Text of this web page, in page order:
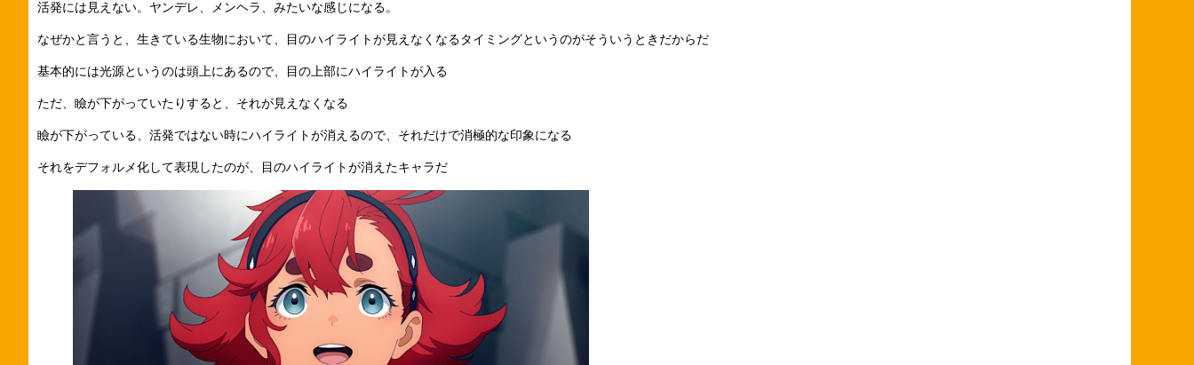
活発には見えない。ヤンデレ、メンヘラ、みたいな感じになる。
なぜかと言うと、生きている生物において、目のハイライトが見えなくなるタイミングというのがそういうときだからだ
基本的には光源というのは頭上にあるので、目の上部にハイライトが入る
ただ、瞼が下がっていたりすると、それが見えなくなる
瞼が下がっている、活発ではない時にハイライトが消えるので、それだけで消極的な印象になる
それをデフォルメ化して表現したのが、目のハイライトが消えたキャラだ